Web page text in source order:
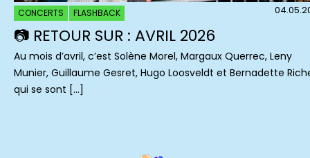
CONCERTS FLASHBACK
📷 RETOUR SUR : AVRIL 2026
Au mois d’avril, c’est Solène Morel, Margaux Querrec, Leny
Munier, Guillaume Gesret, Hugo Loosveldt et Bernadette
qui se sont […]